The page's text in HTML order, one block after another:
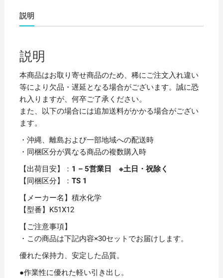
ト
テ
38mm×50m
K51X12
1
巻
【×30
セ
ッ
ト】
個
説明
説明
本商品はお取り寄せ商品のため、稀にご注文入れ違い
等により欠品・遅延となる場合がございます。誠に恐
れ入りますが、何卒ご了承ください。
また、以下の場合には追加送料がかかる場合がござい
ます。
・沖縄、離島および一部地域への配送時
・同梱区分が異なる商品の複数購入時
【出荷目安】： 1 – 5営業日 ※土日・祝除く
【同梱区分】： TS 1
【メーカー名】積水化学
【型番】K51X12
【ご注意事項】
・この商品は下記内容×30セットでお届けします。
優れた保持力、安定した品質。
●作業性に優れた軽い引き出し。